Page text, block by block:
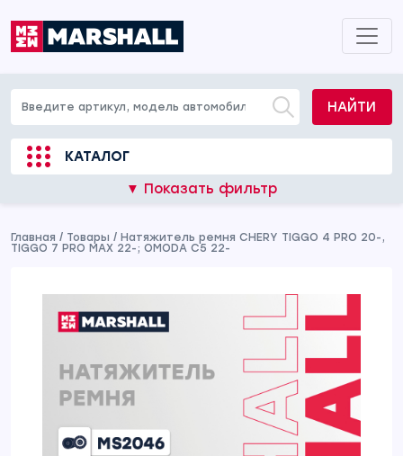
НАЙТИ
КАТАЛОГ
▼ Показать фильтр
Главная / Товары / Натяжитель ремня CHERY TIGGO 4 PRO 20-,
TIGGO 7 PRO MAX 22-; OMODA C5 22-